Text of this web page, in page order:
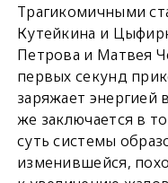
Трагикомичными
Кутейкина и
Петрова и Матвея
первых секунд
заряжает энергией
же заключается в
суть системы
изменившейся,